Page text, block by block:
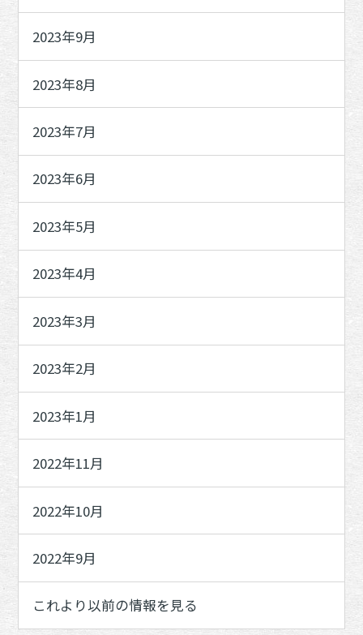
2023年9月
2023年8月
2023年7月
2023年6月
2023年5月
2023年4月
2023年3月
2023年2月
2023年1月
2022年11月
2022年10月
2022年9月
これより以前の情報を見る